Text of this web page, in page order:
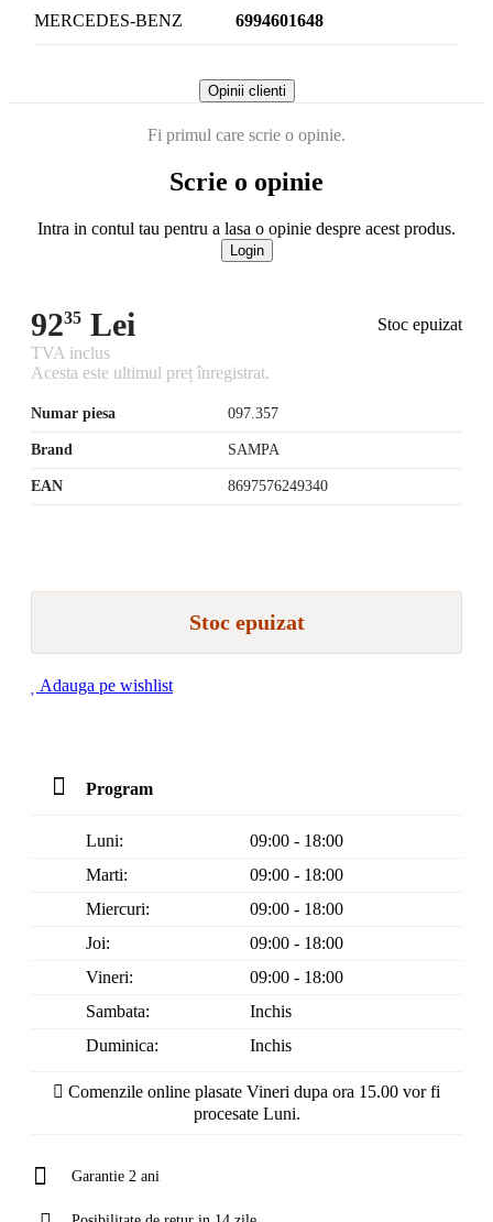
MERCEDES-BENZ 6994601648
Opinii clienti
Fi primul care scrie o opinie.
Scrie o opinie
Intra in contul tau pentru a lasa o opinie despre acest produs.
Login
9235 Lei
Stoc epuizat
TVA inclus
Acesta este ultimul preț înregistrat.
Numar piesa 097.357
Brand SAMPA
EAN 8697576249340
Stoc epuizat
Adauga pe wishlist
Program
Luni:
09:00 - 18:00
Marti:
09:00 - 18:00
Miercuri:
09:00 - 18:00
Joi:
09:00 - 18:00
Vineri:
09:00 - 18:00
Sambata:
Inchis
Duminica:
Inchis
Comenzile online plasate Vineri dupa ora 15.00 vor fi
procesate Luni.
Garantie 2 ani